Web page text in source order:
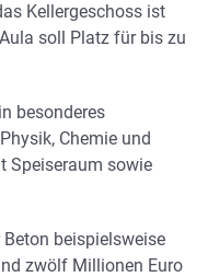
Kellergeschoss ist
soll Platz für bis zu
besonderes
Chemie und
Speiseraum sowie
beispielsweise
zwölf Millionen Euro